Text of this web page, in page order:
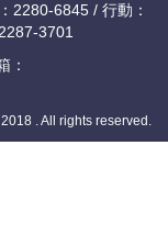
2280-6845 / 行動：
3701
：
. All rights reserved.